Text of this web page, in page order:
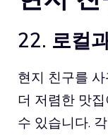
22. 로컬
현지 친구를
더 저렴한 맛
수 있습니다.